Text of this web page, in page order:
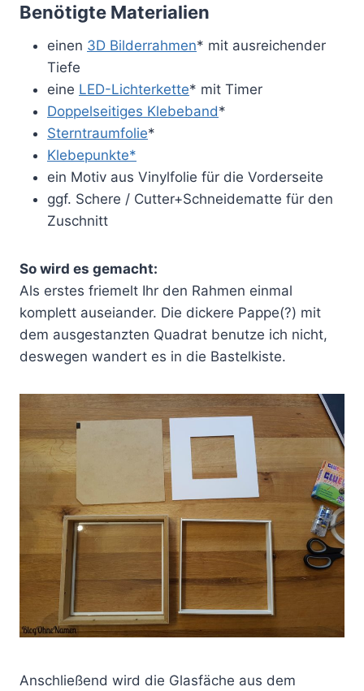
Benötigte Materialien
einen 3D Bilderrahmen* mit ausreichender
Tiefe
eine LED-Lichterkette* mit Timer
Doppelseitiges Klebeband*
Sterntraumfolie*
Klebepunkte*
ein Motiv aus Vinylfolie für die Vorderseite
ggf. Schere / Cutter+Schneidematte für den
Zuschnitt
So wird es gemacht:
Als erstes friemelt Ihr den Rahmen einmal
komplett auseiander. Die dickere Pappe(?) mit
dem ausgestanzten Quadrat benutze ich nicht,
deswegen wandert es in die Bastelkiste.
Anschließend wird die Glasfäche aus dem